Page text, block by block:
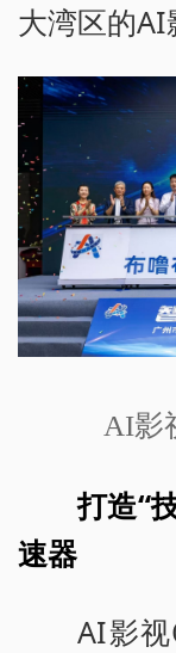
大湾区的AI
AI影
打造“
速器
AI影